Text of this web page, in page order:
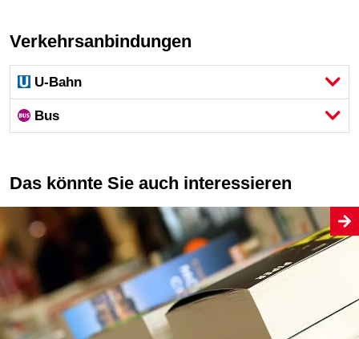
Verkehrsanbindungen
U-Bahn
Bus
Das könnte Sie auch interessieren